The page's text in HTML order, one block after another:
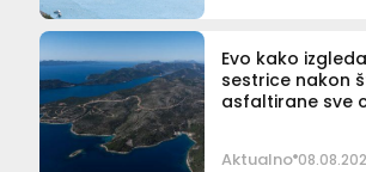
Evo kako
sestrice nakon
asfaltirane sve
Aktualno